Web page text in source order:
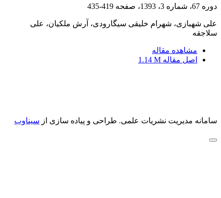
دوره 67، شماره 3، 1393، صفحه 419-435
علی شهبازی، شهرام خلیقی سیگارودی، آرش ملکیان، علی
سلاجقه
مشاهده مقاله
اصل مقاله 1.14 M
سامانه مدیریت نشریات علمی. طراحی و پیاده سازی از سیناوب